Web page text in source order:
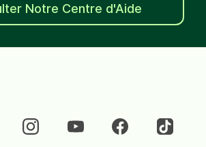
Notre Centre d'Aide